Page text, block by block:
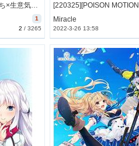
[220225][POISON MOTION] 完堕ち×生意気ギャル ～チョー気持ちイイ！アタシ、センセイの肉オナホになるっ！～ オフィシャル通販特典 ドラマ「学園の中庭は秘密の花園」 [188M] [1162960]
1
2 / 3265
Miracle
2022-3-26 13:58